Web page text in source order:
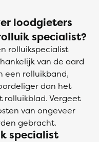
loodgieters
specialist?
rolluikspecialist
van de aard
een rolluikband,
dan het
rolluikblad. Vergeet
van ongeveer
gebracht.
specialist